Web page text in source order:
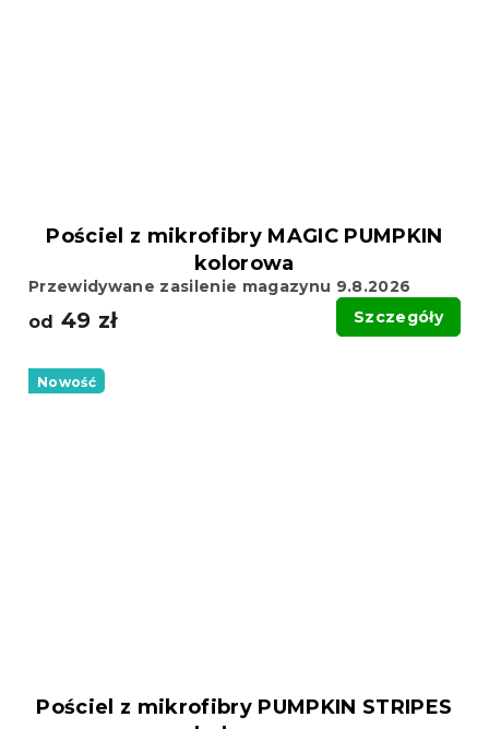
Pościel z mikrofibry MAGIC PUMPKIN
kolorowa
Przewidywane zasilenie magazynu 9.8.2026
od 49 zł Szczegóły
Nowość
Pościel z mikrofibry PUMPKIN STRIPES